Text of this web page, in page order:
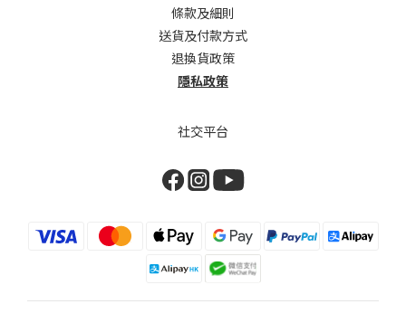
條款及細則
送貨及付款方式
退換貨政策
隱私政策
社交平台